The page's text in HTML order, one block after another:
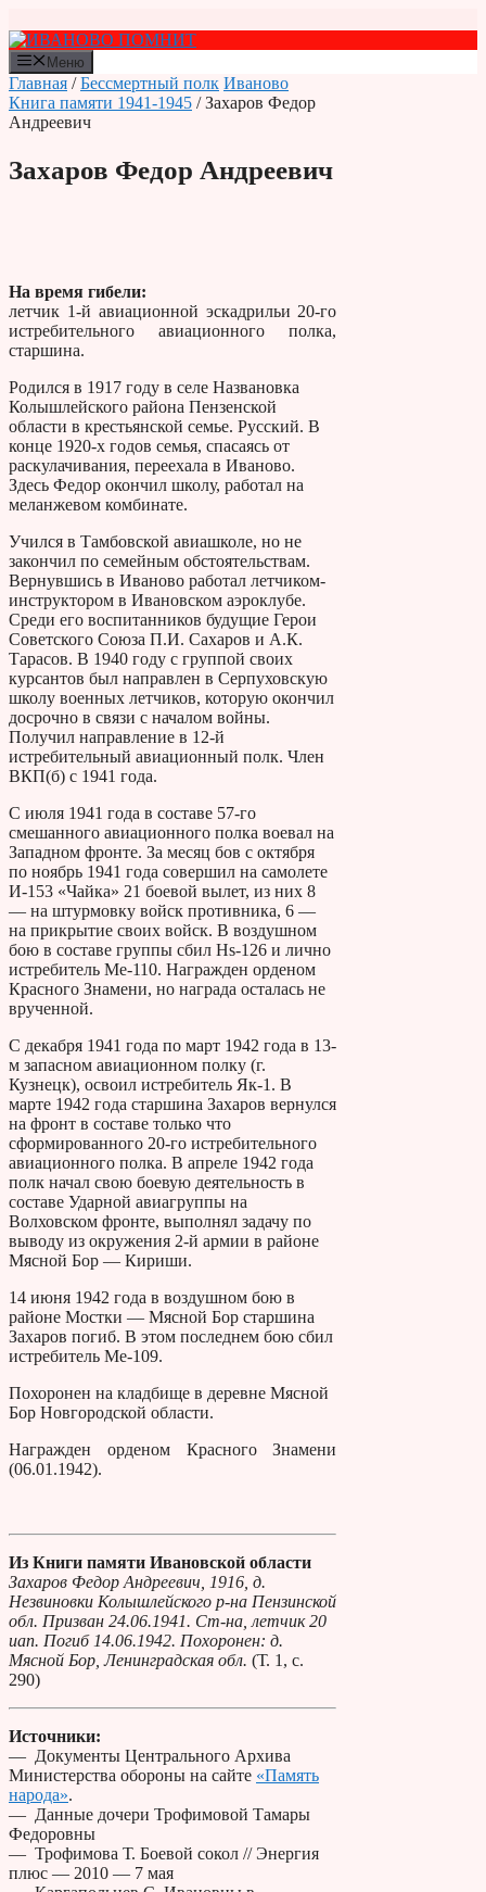
к
содержимому
Меню
Главная /Бессмертный полк Иваново
Книга памяти 1941-1945 / Захаров Федор
Андреевич
Захаров Федор Андреевич
На время гибели:
летчик 1-й авиационной эскадрильи 20-го
истребительного авиационного полка,
старшина.
Родился в 1917 году в селе Названовка
Колышлейского района Пензенской
области в крестьянской семье. Русский. В
конце 1920-х годов семья, спасаясь от
раскулачивания, переехала в Иваново.
Здесь Федор окончил школу, работал на
меланжевом комбинате.
Учился в Тамбовской авиашколе, но не
закончил по семейным обстоятельствам.
Вернувшись в Иваново работал летчиком-
инструктором в Ивановском аэроклубе.
Среди его воспитанников будущие Герои
Советского Союза П.И. Сахаров и А.К.
Тарасов. В 1940 году с группой своих
курсантов был направлен в Серпуховскую
школу военных летчиков, которую окончил
досрочно в связи с началом войны.
Получил направление в 12-й
истребительный авиационный полк. Член
ВКП(б) с 1941 года.
С июля 1941 года в составе 57-го
смешанного авиационного полка воевал на
Западном фронте. За месяц бов с октября
по ноябрь 1941 года совершил на самолете
И-153 «Чайка» 21 боевой вылет, из них 8
— на штурмовку войск противника, 6 —
на прикрытие своих войск. В воздушном
бою в составе группы сбил Hs-126 и лично
истребитель Ме-110. Награжден орденом
Красного Знамени, но награда осталась не
врученной.
С декабря 1941 года по март 1942 года в 13-
м запасном авиационном полку (г.
Кузнецк), освоил истребитель Як-1. В
марте 1942 года старшина Захаров вернулся
на фронт в составе только что
сформированного 20-го истребительного
авиационного полка. В апреле 1942 года
полк начал свою боевую деятельность в
составе Ударной авиагруппы на
Волховском фронте, выполнял задачу по
выводу из окружения 2-й армии в районе
Мясной Бор — Кириши.
14 июня 1942 года в воздушном бою в
районе Мостки — Мясной Бор старшина
Захаров погиб. В этом последнем бою сбил
истребитель Ме-109.
Похоронен на кладбище в деревне Мясной
Бор Новгородской области.
Награжден орденом Красного Знамени
(06.01.1942).
Из Книги памяти Ивановской области
Захаров Федор Андреевич, 1916, д.
Незвиновки Колышлейского р-на Пензинской
обл. Призван 24.06.1941. Ст-на, летчик 20
иап. Погиб 14.06.1942. Похоронен: д.
Мясной Бор, Ленинградская обл. (Т. 1, с.
290)
Источники:
— Документы Центрального Архива
Министерства обороны на сайте «Память
народа».
— Данные дочери Трофимовой Тамары
Федоровны
— Трофимова Т. Боевой сокол // Энергия
плюс — 2010 — 7 мая